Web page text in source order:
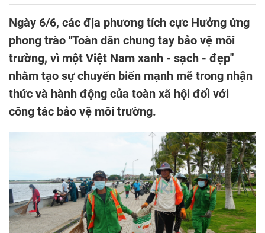
Ngày 6/6, các địa phương tích cực Hưởng ứng
phong trào "Toàn dân chung tay bảo vệ môi
trường, vì một Việt Nam xanh - sạch - đẹp"
nhằm tạo sự chuyển biến mạnh mẽ trong nhận
thức và hành động của toàn xã hội đối với
công tác bảo vệ môi trường.